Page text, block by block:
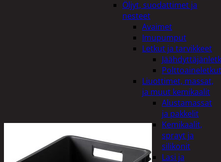
Öljyt, suodattimet ja
nesteet
Avaimet
Imupumput
Letkut ja tarvikkeet
Polttoaineletkut
Liuottimet, massat,
ja muut kemikaalit
Alustamassat
ja pakkelit
Kemikaalit,
sprayt ja
silikonit
Lasi ja